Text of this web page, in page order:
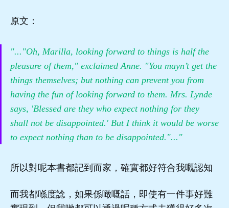
原文：
"..."Oh, Marilla, looking forward to things is half the
pleasure of them," exclaimed Anne. "You mayn’t get the
things themselves; but nothing can prevent you from
having the fun of looking forward to them. Mrs. Lynde
says, 'Blessed are they who expect nothing for they
shall not be disappointed.' But I think it would be worse
to expect nothing than to be disappointed."..."
所以對呢本書都記到而家，確實都好符合我嘅認知
而我都喺度諗，如果係噉嘅話，即使有一件事好難